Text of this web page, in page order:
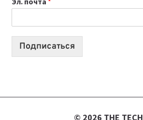
2026:
10
Подписаться
© 2026 THE TECH